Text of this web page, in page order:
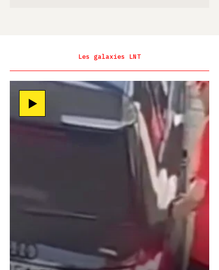
Les galaxies LNT